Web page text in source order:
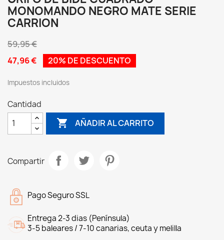
MONOMANDO NEGRO MATE SERIE
CARRION
59,95 €
47,96 €
20% DE DESCUENTO
Impuestos incluidos
Cantidad
 AÑADIR AL CARRITO
Compartir
Pago Seguro SSL
Entrega 2-3 dias (Península)
3-5 baleares / 7-10 canarias, ceuta y melilla